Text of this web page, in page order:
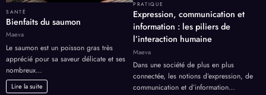
SANTÉ
Bienfaits du saumon
Maeva
Le saumon est un poisson gras très
apprécié pour sa saveur délicate et ses
nombreux…
Lire la suite
PRATIQUE
Expression, communication et
information : les piliers de
l’interaction humaine
Maeva
Dans une société de plus en plus
connectée, les notions d’expression, de
communication et d’information…